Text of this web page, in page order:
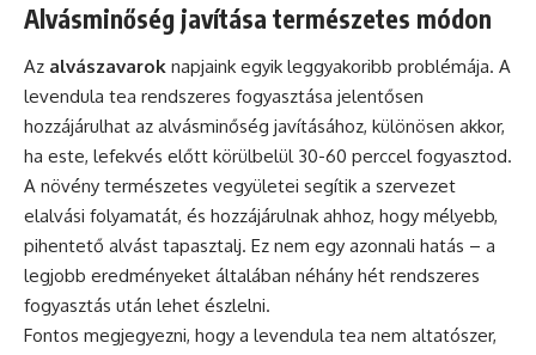
Alvásminőség javítása természetes módon
Az alvászavarok napjaink egyik leggyakoribb problémája. A
levendula tea rendszeres fogyasztása jelentősen
hozzájárulhat az alvásminőség javításához, különösen akkor,
ha este, lefekvés előtt körülbelül 30-60 perccel fogyasztod.
A növény természetes vegyületei segítik a szervezet
elalvási folyamatát, és hozzájárulnak ahhoz, hogy mélyebb,
pihentető alvást tapasztalj. Ez nem egy azonnali hatás – a
legjobb eredményeket általában néhány hét rendszeres
fogyasztás után lehet észlelni.
Fontos megjegyezni, hogy a levendula tea nem altatószer,